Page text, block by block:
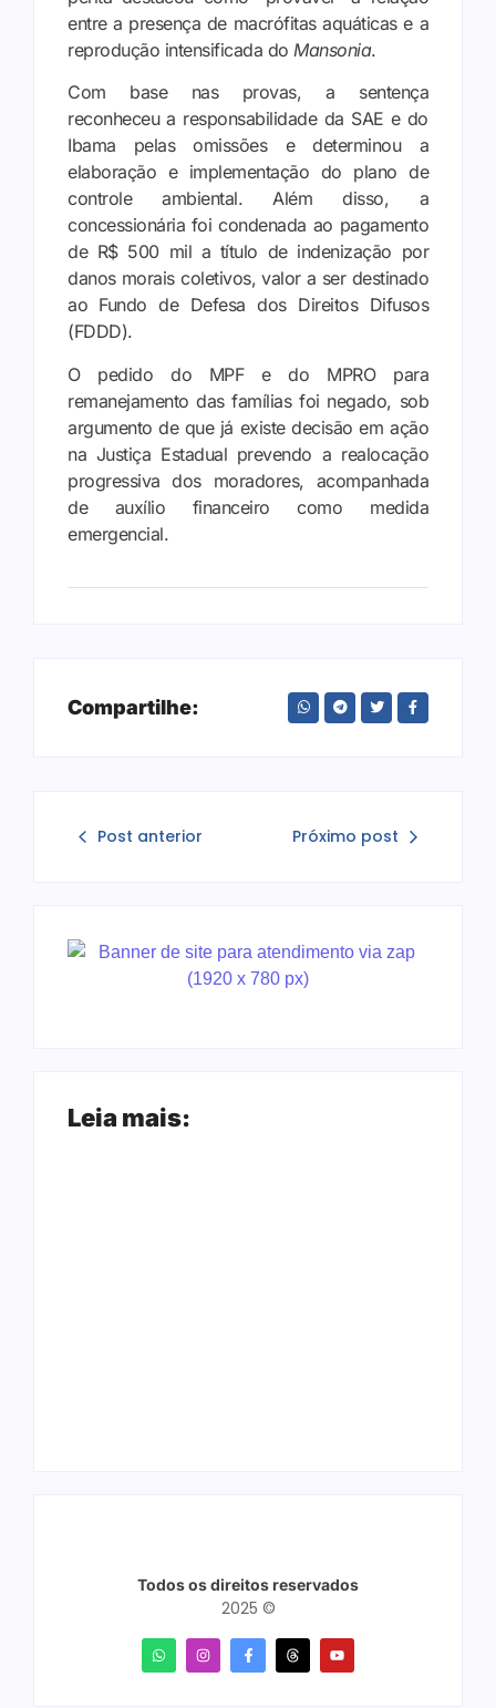
entre a presença de macrófitas aquáticas e a
reprodução intensificada do Mansonia.
Com base nas provas, a sentença
reconheceu a responsabilidade da SAE e do
Ibama pelas omissões e determinou a
elaboração e implementação do plano de
controle ambiental. Além disso, a
concessionária foi condenada ao pagamento
de R$ 500 mil a título de indenização por
danos morais coletivos, valor a ser destinado
ao Fundo de Defesa dos Direitos Difusos
(FDDD).
O pedido do MPF e do MPRO para
remanejamento das famílias foi negado, sob
argumento de que já existe decisão em ação
na Justiça Estadual prevendo a realocação
progressiva dos moradores, acompanhada
de auxílio financeiro como medida
emergencial.
Compartilhe:
Post anterior Próximo post
Leia mais:
Todos os direitos reservados
2025 ©